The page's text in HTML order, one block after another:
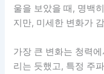
울을 보았을 때, 명백
지만, 미세한 변화가
가장 큰 변화는 청력
리는 듯했고, 특정 주